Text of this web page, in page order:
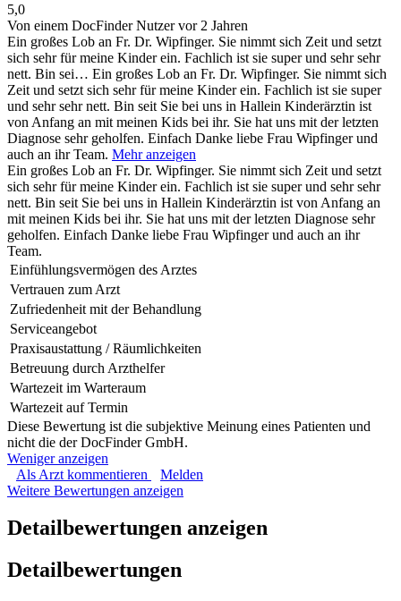
5,0
Von einem DocFinder Nutzervor 2 Jahren
Ein großes Lob an Fr. Dr. Wipfinger. Sie nimmt sich Zeit und setzt
sich sehr für meine Kinder ein. Fachlich ist sie super und sehr sehr
nett. Bin sei… Ein großes Lob an Fr. Dr. Wipfinger. Sie nimmt sich
Zeit und setzt sich sehr für meine Kinder ein. Fachlich ist sie super
und sehr sehr nett. Bin seit Sie bei uns in Hallein Kinderärztin ist
von Anfang an mit meinen Kids bei ihr. Sie hat uns mit der letzten
Diagnose sehr geholfen. Einfach Danke liebe Frau Wipfinger und
auch an ihr Team. Mehr anzeigen
Ein großes Lob an Fr. Dr. Wipfinger. Sie nimmt sich Zeit und setzt
sich sehr für meine Kinder ein. Fachlich ist sie super und sehr sehr
nett. Bin seit Sie bei uns in Hallein Kinderärztin ist von Anfang an
mit meinen Kids bei ihr. Sie hat uns mit der letzten Diagnose sehr
geholfen. Einfach Danke liebe Frau Wipfinger und auch an ihr
Team.
Einfühlungsvermögen des Arztes
Vertrauen zum Arzt
Zufriedenheit mit der Behandlung
Serviceangebot
Praxisaustattung / Räumlichkeiten
Betreuung durch Arzthelfer
Wartezeit im Warteraum
Wartezeit auf Termin
Diese Bewertung ist die subjektive Meinung eines Patienten und
nicht die der DocFinder GmbH.
Weniger anzeigen
Als Arzt kommentieren
Melden
Weitere Bewertungen anzeigen
Detailbewertungen anzeigen
Detailbewertungen